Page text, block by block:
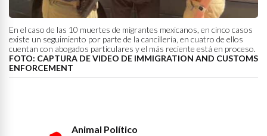
En el caso de las 10 muertes de migrantes mexicanos, en cinco casos
existe un seguimiento por parte de la cancillería, en cuatro de ellos
cuentan con abogados particulares y el más reciente está en proceso.
FOTO: CAPTURA DE VIDEO DE IMMIGRATION AND CUSTOMS
ENFORCEMENT
Animal Político